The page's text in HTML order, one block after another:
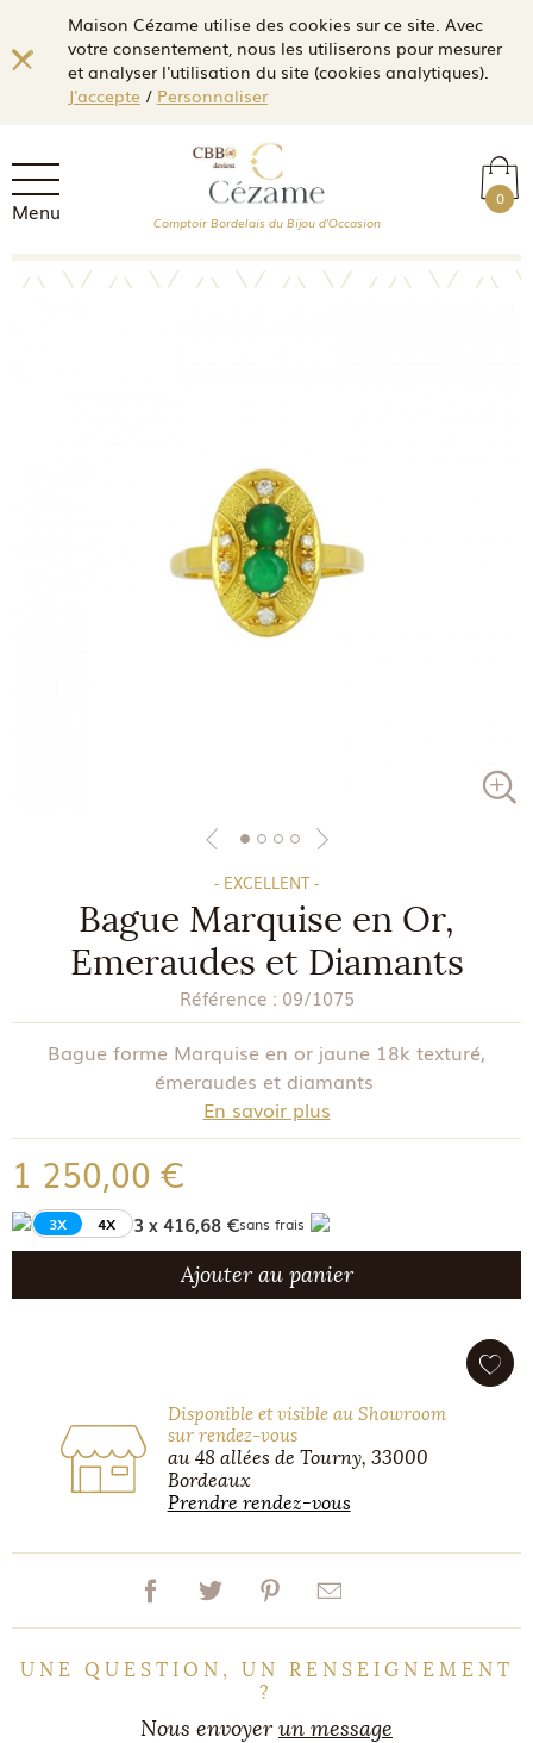
Maison Cézame utilise des cookies sur ce site. Avec
votre consentement, nous les utiliserons pour mesurer
et analyser l'utilisation du site (cookies analytiques).
J'accepte/ Personnaliser
Menu 0
Comptoir Bordelais du Bijou d'Occasion
- EXCELLENT -
Bague Marquise en Or,
Emeraudes et Diamants
Référence : 09/1075
Bague forme Marquise en or jaune 18k texturé,
émeraudes et diamants
En savoir plus
1 250,00 €
3X 4X 3 x 416,68 €sans frais
Ajouter au panier
Disponible et visible au Showroom
sur rendez-vous
au 48 allées de Tourny, 33000
Bordeaux
Prendre rendez-vous
UNE QUESTION, UN RENSEIGNEMENT
?
Nous envoyerun message